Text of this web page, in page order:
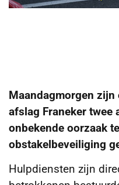
Maandagmorgen
afslag Franeker twee
onbekende oorzaak
obstakelbeveiliging
Hulpdiensten zijn